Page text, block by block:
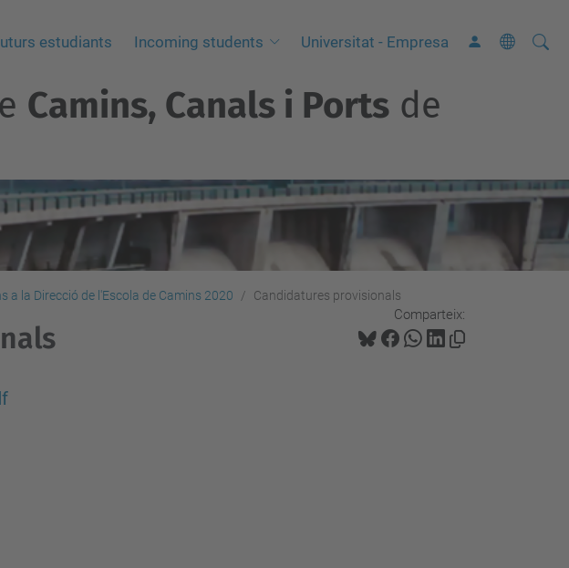
estudiants Incoming students Universitat - Empresa Cerca
C
v
a
Camins, Canals i Portsde
a la Direcció de l'Escola de Camins 2020 Candidatures provisionals
Comparteix: